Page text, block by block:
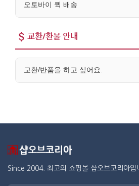
오토바이 퀵 배송
교환/환불 안내
교환/반품을 하고 싶어요.
Since 2004. 최고의 쇼핑몰 샵오브코리아입